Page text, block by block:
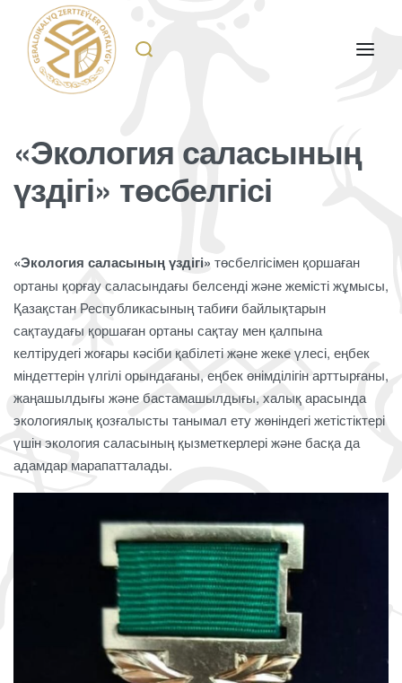
«Экология саласының
үздігі» төсбелгісі
«Экология саласының үздігі» төсбелгісімен қоршаған
ортаны қорғау саласындағы белсенді және жемісті жұмысы,
Қазақстан Республикасының табиғи байлықтарын
сақтаудағы қоршаған ортаны сақтау мен қалпына
келтірудегі жоғары кәсіби қабілеті және жеке үлесі, еңбек
міндеттерін үлгілі орындағаны, еңбек өнімділігін арттырғаны,
жаңашылдығы және бастамашылдығы, халық арасында
экологиялық қозғалысты танымал ету жөніндегі жетістіктері
үшін экология саласының қызметкерлері және басқа да
адамдар марапатталады.